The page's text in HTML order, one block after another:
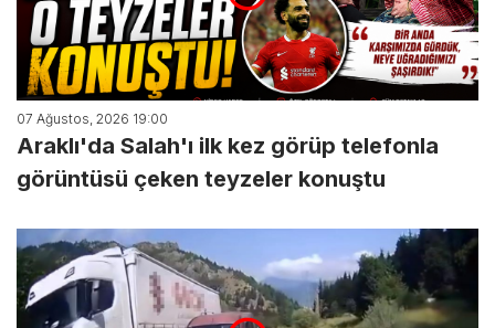
07 Ağustos, 2026 19:00
Araklı'da Salah'ı ilk kez görüp telefonla
görüntüsü çeken teyzeler konuştu